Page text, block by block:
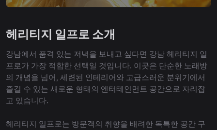
헤리티지 일프로 소개
강남에서 품격 있는 저녁을 보내고 싶다면 강남 헤리티지 일
프로가 가장 적합한 선택일 것입니다. 이곳은 단순한 노래방
의 개념을 넘어, 세련된 인테리어와 고급스러운 분위기에서
즐길 수 있는 새로운 형태의 엔터테인먼트 공간으로 자리잡
고 있습니다.
헤리티지 일프로는 방문객의 취향을 배려한 독특한 공간 구